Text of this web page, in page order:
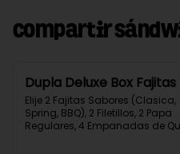
Compartir
Dupla Deluxe Box Fajitas
Elije 2 Fajitas Sabores (Clasica,
Spring, BBQ), 2 Filetillos, 2 Papa
Regulares, 4 Empanadas de